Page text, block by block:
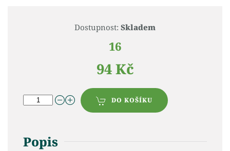
Dostupnost: Skladem
16
94 Kč
DO KOŠÍKU
Popis